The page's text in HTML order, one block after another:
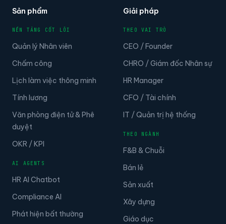
Sản phẩm
NỀN TẢNG CỐT LÕI
Quản lý Nhân viên
Chấm công
Lịch làm việc thông minh
Tính lương
Văn phòng điện tử & Phê
duyệt
OKR / KPI
AI AGENTS
HR AI Chatbot
Compliance AI
Phát hiện bất thường
Giải pháp
THEO VAI TRÒ
CEO / Founder
CHRO / Giám đốc Nhân sự
HR Manager
CFO / Tài chính
IT / Quản trị hệ thống
THEO NGÀNH
F&B & Chuỗi
Bán lẻ
Sản xuất
Xây dựng
Giáo dục